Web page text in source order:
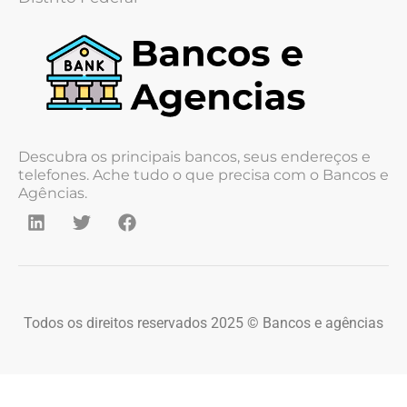
Descubra os principais bancos, seus endereços e
telefones. Ache tudo o que precisa com o Bancos e
Agências.
Todos os direitos reservados 2025 © Bancos e agências